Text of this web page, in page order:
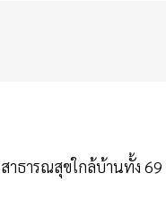
าธารณสุขใกล้บ้านทั้ง 69